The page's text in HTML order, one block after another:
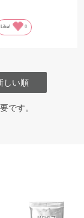
Like! 0
しい順
です。